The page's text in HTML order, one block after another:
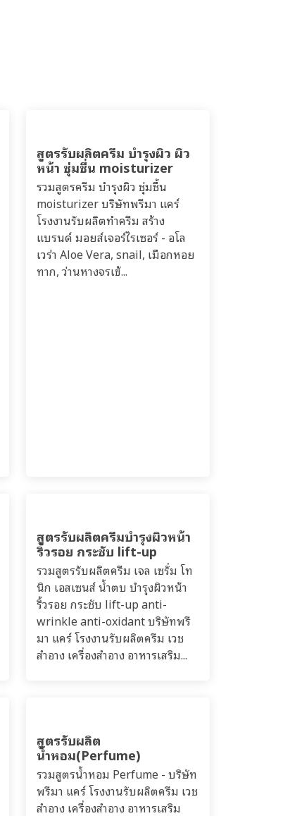
สูตรรับผลิตครีม บำรุงผิว ผิว
หน้า ชุ่มชื่น moisturizer
รวมสูตรครีม บำรุงผิว ชุ่มชื้น
moisturizer บริษัทพรีมา แคร์
โรงงานรับผลิตทำครีม สร้าง
แบรนด์ มอยส์เจอร์ไรเซอร์ - อโล
เวร่า Aloe Vera, snail, เมือกหอย
ทาก, ว่านหางจรเข้...
สูตรรับผลิตครีมบำรุงผิวหน้า
ริ้วรอย กระชับ lift-up
รวมสูตรรับผลิตครีม เจล เซรั่ม โท
นิก เอสเซนส์ น้ำตบ บำรุงผิวหน้า
ริ้วรอย กระชับ lift-up anti-
wrinkle anti-oxidant บริษัทพรี
มา แคร์ โรงงานรับผลิตครีม เวช
สำอาง เครื่องสำอาง อาหารเสริม...
สูตรรับผลิต
น้ำหอม(Perfume)
รวมสูตรน้ำหอม Perfume - บริษัท
พรีมา แคร์ โรงงานรับผลิตครีม เวช
สำอาง เครื่องสำอาง อาหารเสริม